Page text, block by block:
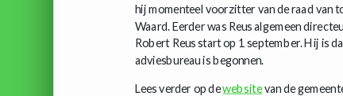
hij momenteel voorzitter van de raad van
Waard. Eerder was Reus algemeen
Robert Reus start op 1 september. Hij is
adviesbureau is begonnen.
Lees verder op dewebsitevan de